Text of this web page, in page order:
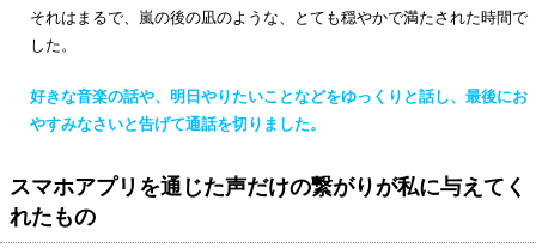
それはまるで、嵐の後の凪のような、とても穏やかで満たされた時間で
した。
好きな音楽の話や、明日やりたいことなどをゆっくりと話し、最後にお
やすみなさいと告げて通話を切りました。
スマホアプリを通じた声だけの繋がりが私に与えてく
れたもの